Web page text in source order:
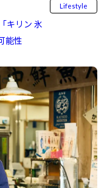
Lifestyle
キリン 氷
能性